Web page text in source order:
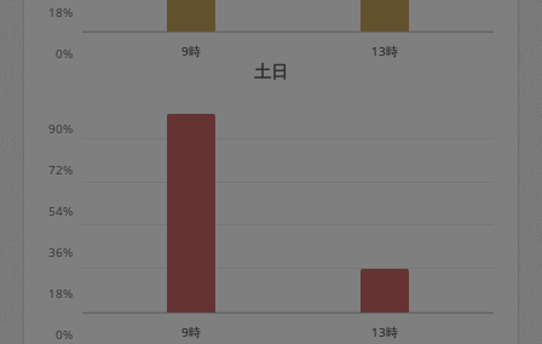
※キャンセル料金の設定について：
0%
18%
9時 13時
土日
0%
18%
36%
54%
72%
90%
9時 13時